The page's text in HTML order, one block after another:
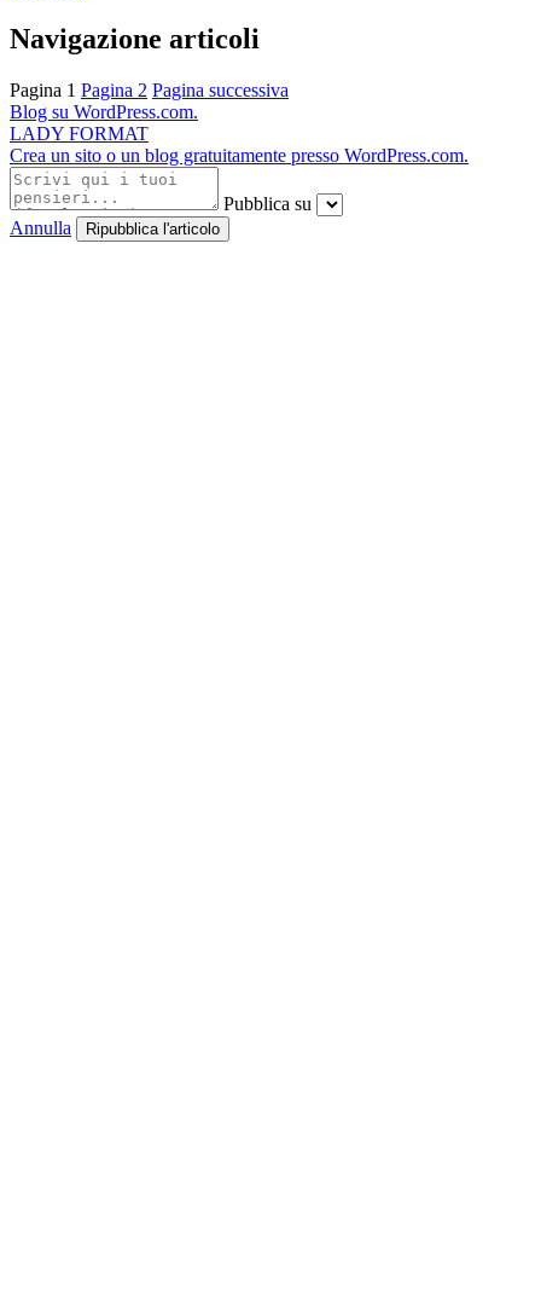
Navigazione articoli
Pagina 1 Pagina 2 Pagina successiva
Blog su WordPress.com.
LADY FORMAT
Crea un sito o un blog gratuitamente presso WordPress.com.
Pubblica su
Annulla